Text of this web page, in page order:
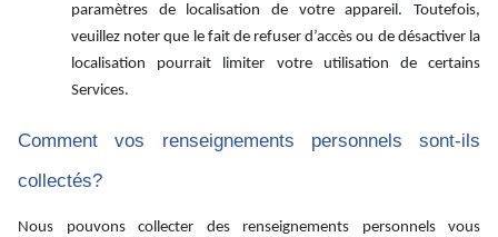
paramètres de localisation de votre appareil. Toutefois,
veuillez noter que le fait de refuser d’accès ou de désactiver la
localisation pourrait limiter votre utilisation de certains
Services.
Comment vos renseignements personnels sont-ils
collectés?
Nous pouvons collecter des renseignements personnels vous